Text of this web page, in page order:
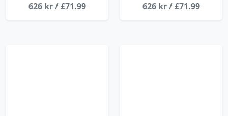
626 kr / £71.99
626 kr / £71.99